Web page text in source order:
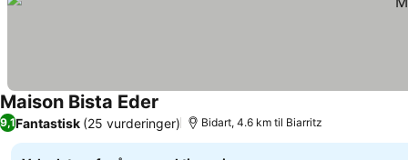
Maison Bista Eder Se priser
9,1Fantastisk (25 vurderinger) Bidart, 4.6 km til Biarritz